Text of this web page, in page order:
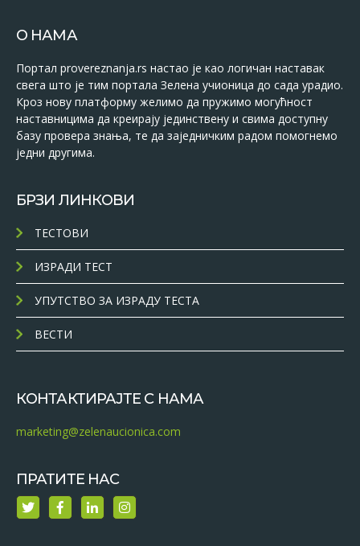
О НАМА
Портал provereznanja.rs настао је као логичан наставак
свега што је тим портала Зелена учионица до сада урадио.
Кроз нову платформу желимо да пружимо могућност
наставницима да креирају јединствену и свима доступну
базу провера знања, те да заједничким радом помогнемо
једни другима.
БРЗИ ЛИНКОВИ
ТЕСТОВИ
ИЗРАДИ ТЕСТ
УПУТСТВО ЗА ИЗРАДУ ТЕСТА
ВЕСТИ
КОНТАКТИРАЈТЕ С НАМА
marketing@zelenaucionica.com
ПРАТИТЕ НАС